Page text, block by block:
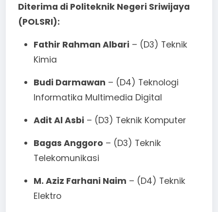
Diterima di Politeknik Negeri Sriwijaya
(POLSRI):
Fathir Rahman Albari – (D3) Teknik
Kimia
Budi Darmawan – (D4) Teknologi
Informatika Multimedia Digital
Adit Al Asbi – (D3) Teknik Komputer
Bagas Anggoro – (D3) Teknik
Telekomunikasi
M. Aziz Farhani Naim – (D4) Teknik
Elektro